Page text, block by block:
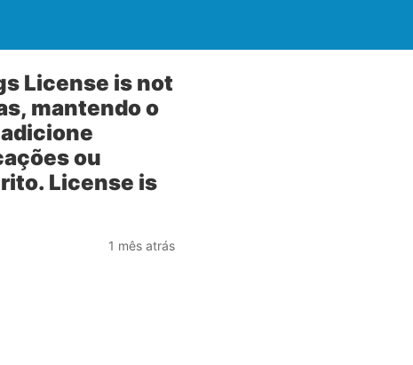
License is not
mantendo o
ou
License is
1 mês atrás